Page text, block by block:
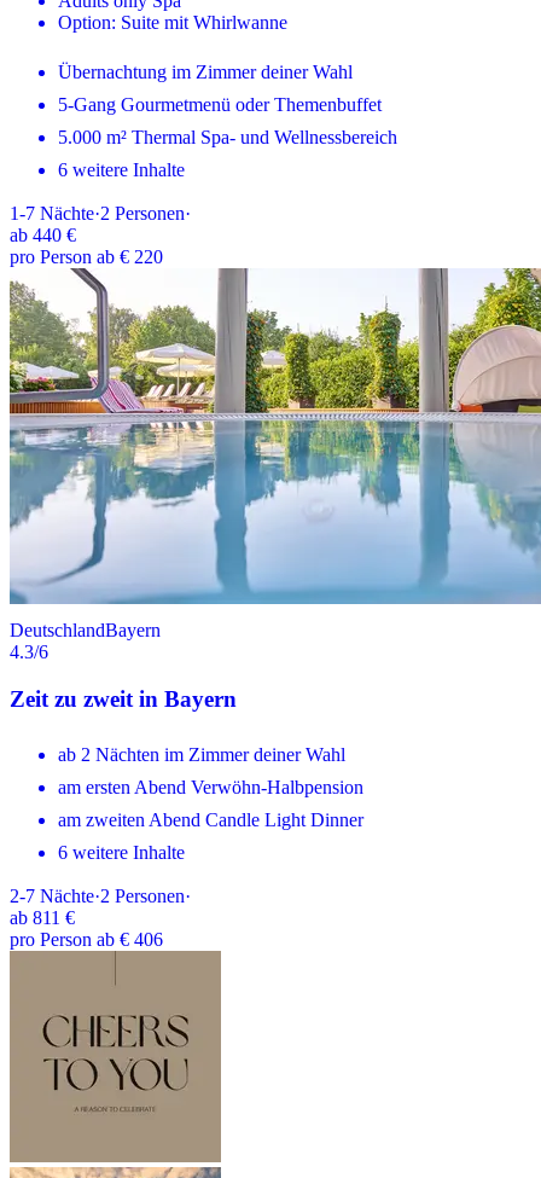
Option: Suite mit Whirlwanne
Übernachtung im Zimmer deiner Wahl
5-Gang Gourmetmenü oder Themenbuffet
5.000 m² Thermal Spa- und Wellnessbereich
6 weitere Inhalte
1-7 Nächte·2 Personen·
ab 440 €
pro Person ab € 220
DeutschlandBayern
4.3/6
Zeit zu zweit in Bayern
ab 2 Nächten im Zimmer deiner Wahl
am ersten Abend Verwöhn-Halbpension
am zweiten Abend Candle Light Dinner
6 weitere Inhalte
2-7 Nächte·2 Personen·
ab 811 €
pro Person ab € 406